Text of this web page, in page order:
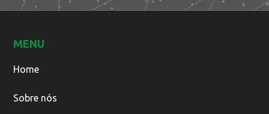
MENU
Home
Sobre nós